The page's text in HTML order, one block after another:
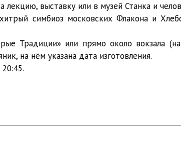
лекцию, выставку или в музей Станка и
симбиоз московских Флакона и
Традиции» или прямо около вокзала
на нём указана дата изготовления.